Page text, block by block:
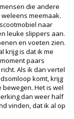
die andere
meemaak.
naar
leuke slippers aan.
en voeten zien.
krijg is dat ik me
paars
Als ik dan vertel
komt, krijg
Het is wel
dan weer half
vinden, dat ik al op